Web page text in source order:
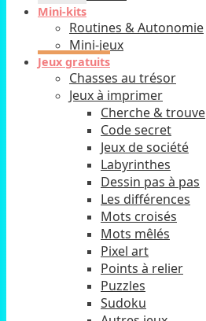
Mini-kits
Routines & Autonomie
Mini-jeux
Jeux gratuits
Chasses au trésor
Jeux à imprimer
Cherche & trouve
Code secret
Jeux de société
Labyrinthes
Dessin pas à pas
Les différences
Mots croisés
Mots mêlés
Pixel art
Points à relier
Puzzles
Sudoku